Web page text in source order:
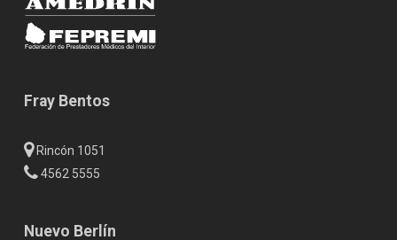
Fray Bentos
Rincón 1051
4562 5555
Nuevo Berlín